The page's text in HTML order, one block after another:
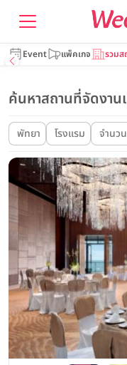
Event แพ็คเกจ รวมส
ค้นหาสถานที่จัดงาน
พัทยา โรงแรม จำนว